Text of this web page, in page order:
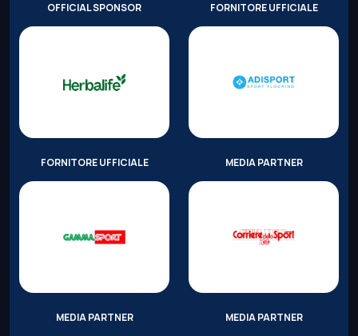
OFFICIAL SPONSOR FORNITORE UFFICIALE
FORNITORE UFFICIALE MEDIA PARTNER
MEDIA PARTNER MEDIA PARTNER